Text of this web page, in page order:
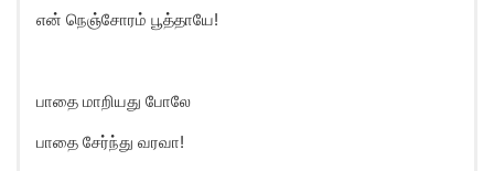
என் நெஞ்சோரம் பூத்தாயே!
பாதை மாறியது போலே
பாதை சேர்ந்து வரவா!